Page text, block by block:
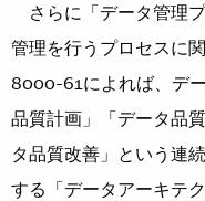
さらに「データ管理
管理を行うプロセスに
8000-61によれば、デ
品質計画」「データ品
タ品質改善」という連
する「データアーキテ